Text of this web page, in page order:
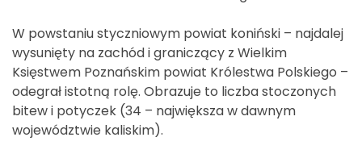
W powstaniu styczniowym powiat koniński – najdalej
wysunięty na zachód i graniczący z Wielkim
Księstwem Poznańskim powiat Królestwa Polskiego –
odegrał istotną rolę. Obrazuje to liczba stoczonych
bitew i potyczek (34 – największa w dawnym
województwie kaliskim).